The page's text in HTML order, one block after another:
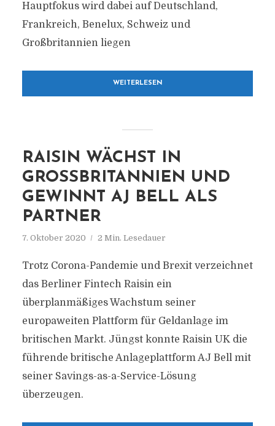
Hauptfokus wird dabei auf Deutschland,
Frankreich, Benelux, Schweiz und
Großbritannien liegen
WEITERLESEN
RAISIN WÄCHST IN
GROSSBRITANNIEN UND G
EWINNT AJ BELL ALS P
ARTNER
7. Oktober 2020 2 Min. Lesedauer
Trotz Corona-Pandemie und Brexit verzeichnet
das Berliner Fintech Raisin ein
überplanmäßiges Wachstum seiner
europaweiten Plattform für Geldanlage im
britischen Markt. Jüngst konnte Raisin UK die
führende britische Anlageplattform AJ Bell mit
seiner Savings-as-a-Service-Lösung
überzeugen.